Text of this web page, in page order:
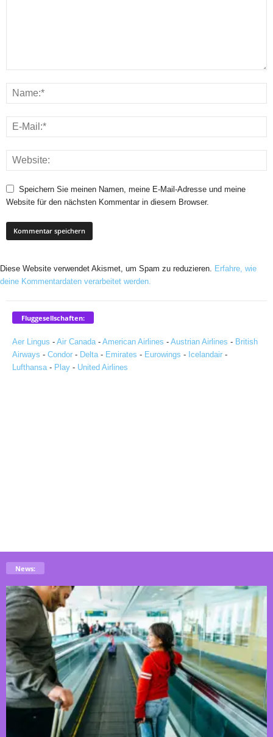
Speichern Sie meinen Namen, meine E-Mail-Adresse und meine
Website für den nächsten Kommentar in diesem Browser.
Diese Website verwendet Akismet, um Spam zu reduzieren. Erfahre, wie
deine Kommentardaten verarbeitet werden.
Fluggesellschaften:
Aer Lingus - Air Canada- American Airlines - Austrian Airlines - British
Airways - Condor - Delta- Emirates - Eurowings - Icelandair -
Lufthansa- Play - United Airlines
News: